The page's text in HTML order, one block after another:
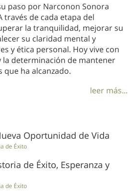
paso por Narconon Sonora
de cada etapa del
la tranquilidad, mejorar su
su claridad mental y
y ética personal. Hoy vive con
la determinación de mantener
que ha alcanzado.
leer más...
Oportunidad de Vida
de Éxito
de Éxito, Esperanza y
de Éxito